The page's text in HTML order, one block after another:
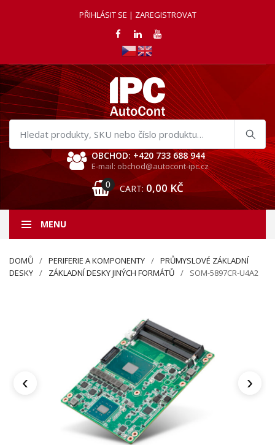
PŘIHLÁSIT SE | ZAREGISTROVAT
Hledat
produkty
OBCHOD: +420 733 688 944
E-mail: obchod@autocont-ipc.cz
0 CART: 0,00 KČ
MENU
DOMŮ PERIFERIE A KOMPONENTY
PRŮMYSLOVÉ ZÁKLADNÍ
DESKY
ZÁKLADNÍ DESKY JINÝCH FORMÁTŮ SOM-5897CR-U4A2
‹ ›